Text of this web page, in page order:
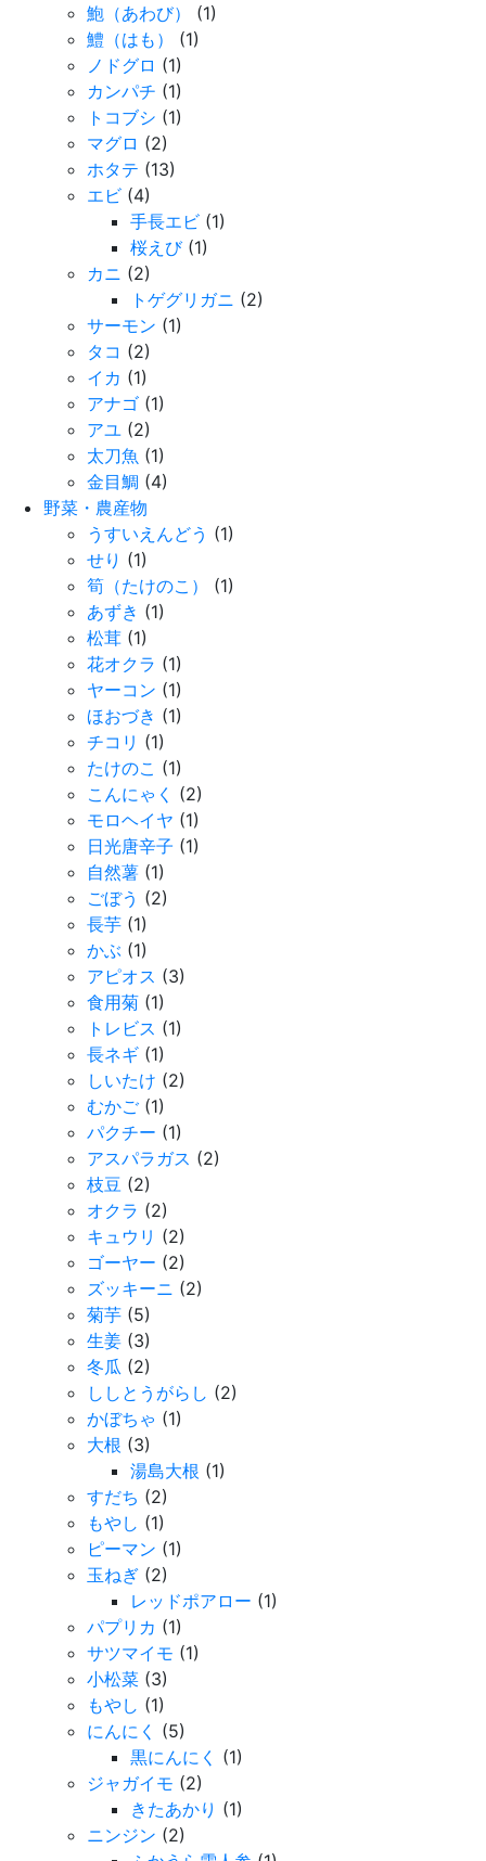
鮑（あわび）
(1)
鱧（はも）
(1)
ノドグロ (1)
カンパチ (1)
トコブシ (1)
マグロ (2)
ホタテ (13)
エビ (4)
手長エビ (1)
桜えび(1)
カニ (2)
トゲグリガニ (2)
サーモン (1)
タコ (2)
イカ (1)
アナゴ (1)
アユ (2)
太刀魚 (1)
金目鯛 (4)
野菜・農産物
うすいえんどう (1)
せり (1)
筍（たけのこ）
(1)
あずき (1)
松茸 (1)
花オクラ (1)
ヤーコン (1)
ほおづき (1)
チコリ (1)
たけのこ (1)
こんにゃく (2)
モロヘイヤ (1)
日光唐辛子 (1)
自然薯 (1)
ごぼう (2)
長芋 (1)
かぶ (1)
アピオス (3)
食用菊 (1)
トレビス (1)
長ネギ (1)
しいたけ (2)
むかご (1)
パクチー (1)
アスパラガス (2)
枝豆 (2)
オクラ (2)
キュウリ (2)
ゴーヤー (2)
ズッキーニ (2)
菊芋 (5)
生姜 (3)
冬瓜 (2)
ししとうがらし (2)
かぼちゃ (1)
大根 (3)
湯島大根 (1)
すだち (2)
もやし (1)
ピーマン (1)
玉ねぎ (2)
レッドポアロー (1)
パプリカ (1)
サツマイモ (1)
小松菜 (3)
もやし (1)
にんにく (5)
黒にんにく (1)
ジャガイモ (2)
きたあかり (1)
ニンジン (2)